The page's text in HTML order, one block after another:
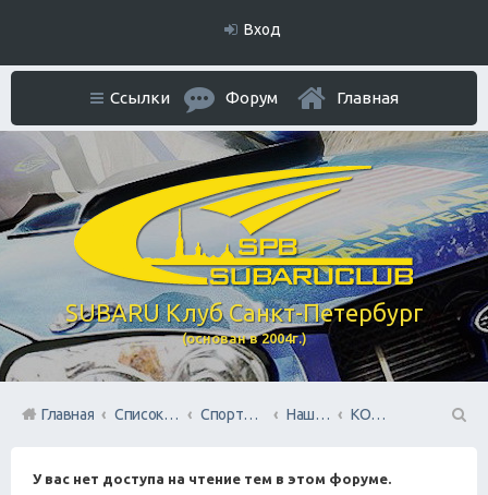
Вход
SUBARU Клуб Санкт-Петербург
(основан в 2004г.)
Ссылки Форум Главная
Главная Список форумов Спортивный раздел Наша команда SUBARU TEAM SPB
КОЛЬЦО
У вас нет доступа на чтение тем в этом форуме.